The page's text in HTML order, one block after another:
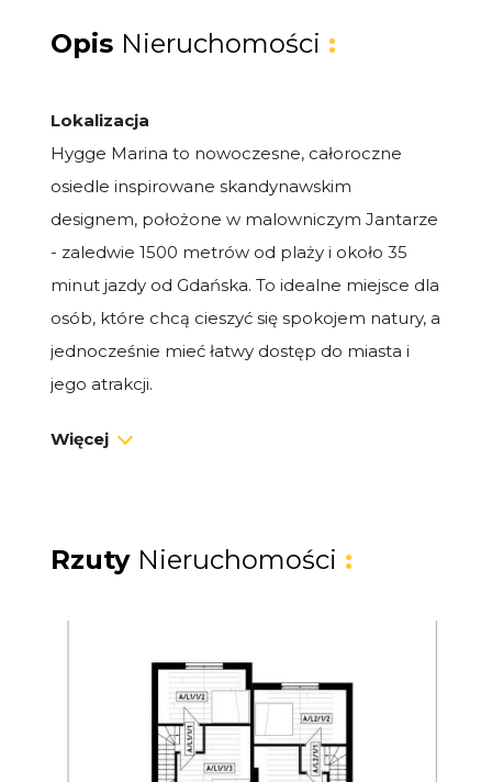
Opis Nieruchomości :
Lokalizacja
Hygge Marina to nowoczesne, całoroczne
osiedle inspirowane skandynawskim
designem, położone w malowniczym Jantarze
- zaledwie 1500 metrów od plaży i około 35
minut jazdy od Gdańska. To idealne miejsce dla
osób, które chcą cieszyć się spokojem natury, a
jednocześnie mieć łatwy dostęp do miasta i
jego atrakcji.
Dom premium 48 m² z ogrodem
postojowym. To idealna przestrzeń zarówno
na własne wakacje i weekendy, jak i na
Salon z aneksem kuchennym i wyjściem
Więcej
Rzuty Nieruchomości :